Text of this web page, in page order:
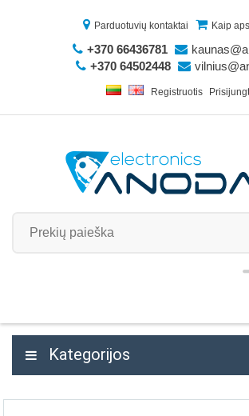
Parduotuvių kontaktai Kaip
+370 66436781
+370 64502448
Registruotis
Kategorijos